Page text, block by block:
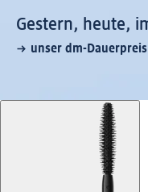
Gestern, heute,
unser dm-Dauerpreis